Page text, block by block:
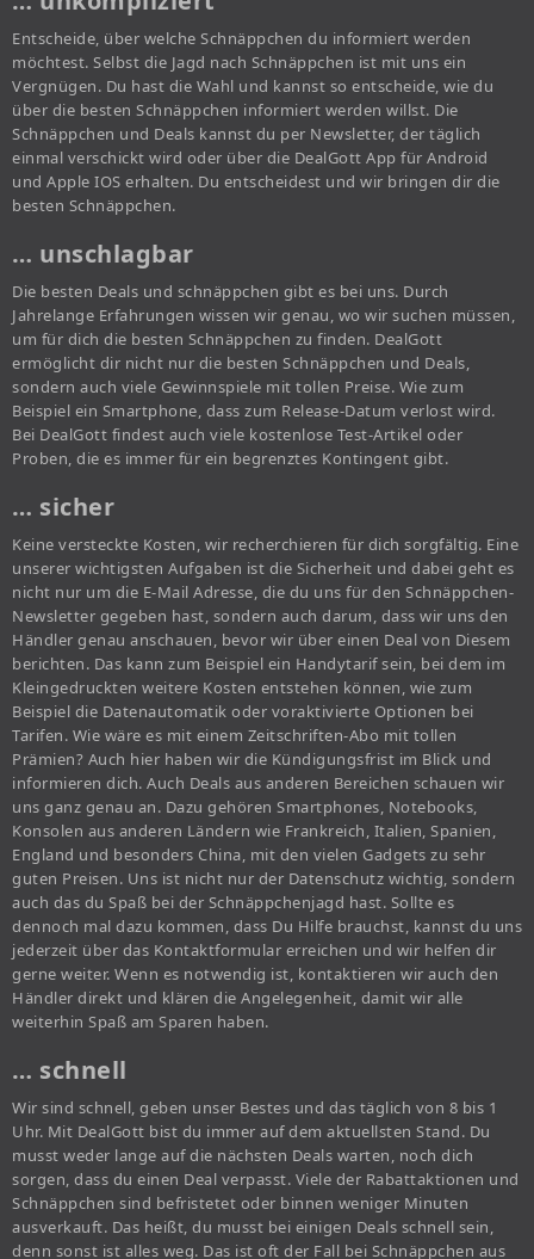
Entscheide, über welche Schnäppchen du informiert werden
möchtest. Selbst die Jagd nach Schnäppchen ist mit uns ein
Vergnügen. Du hast die Wahl und kannst so entscheide, wie du
über die besten Schnäppchen informiert werden willst. Die
Schnäppchen und Deals kannst du per Newsletter, der täglich
einmal verschickt wird oder über die DealGott App für Android
und Apple IOS erhalten. Du entscheidest und wir bringen dir die
besten Schnäppchen.
… unschlagbar
Die besten Deals und schnäppchen gibt es bei uns. Durch
Jahrelange Erfahrungen wissen wir genau, wo wir suchen müssen,
um für dich die besten Schnäppchen zu finden. DealGott
ermöglicht dir nicht nur die besten Schnäppchen und Deals,
sondern auch viele Gewinnspiele mit tollen Preise. Wie zum
Beispiel ein Smartphone, dass zum Release-Datum verlost wird.
Bei DealGott findest auch viele kostenlose Test-Artikel oder
Proben, die es immer für ein begrenztes Kontingent gibt.
… sicher
Keine versteckte Kosten, wir recherchieren für dich sorgfältig. Eine
unserer wichtigsten Aufgaben ist die Sicherheit und dabei geht es
nicht nur um die E-Mail Adresse, die du uns für den Schnäppchen-
Newsletter gegeben hast, sondern auch darum, dass wir uns den
Händler genau anschauen, bevor wir über einen Deal von Diesem
berichten. Das kann zum Beispiel ein Handytarif sein, bei dem im
Kleingedruckten weitere Kosten entstehen können, wie zum
Beispiel die Datenautomatik oder voraktivierte Optionen bei
Tarifen. Wie wäre es mit einem Zeitschriften-Abo mit tollen
Prämien? Auch hier haben wir die Kündigungsfrist im Blick und
informieren dich. Auch Deals aus anderen Bereichen schauen wir
uns ganz genau an. Dazu gehören Smartphones, Notebooks,
Konsolen aus anderen Ländern wie Frankreich, Italien, Spanien,
England und besonders China, mit den vielen Gadgets zu sehr
guten Preisen. Uns ist nicht nur der Datenschutz wichtig, sondern
auch das du Spaß bei der Schnäppchenjagd hast. Sollte es
dennoch mal dazu kommen, dass Du Hilfe brauchst, kannst du uns
jederzeit über das Kontaktformular erreichen und wir helfen dir
gerne weiter. Wenn es notwendig ist, kontaktieren wir auch den
Händler direkt und klären die Angelegenheit, damit wir alle
weiterhin Spaß am Sparen haben.
… schnell
Wir sind schnell, geben unser Bestes und das täglich von 8 bis 1
Uhr. Mit DealGott bist du immer auf dem aktuellsten Stand. Du
musst weder lange auf die nächsten Deals warten, noch dich
sorgen, dass du einen Deal verpasst. Viele der Rabattaktionen und
Schnäppchen sind befristetet oder binnen weniger Minuten
ausverkauft. Das heißt, du musst bei einigen Deals schnell sein,
denn sonst ist alles weg. Das ist oft der Fall bei Schnäppchen aus